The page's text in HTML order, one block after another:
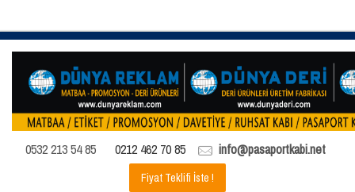
0532 213 54 85 0212 462 70 85 info@pasaportkabi.net
Fiyat Teklifi İste !